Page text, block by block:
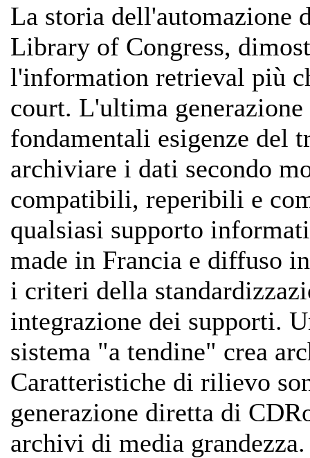
La storia dell'automazione
Library of Congress,
l'information retrieval più
court. L'ultima
fondamentali esigenze del
archiviare i dati secondo
compatibili, reperibili e
qualsiasi supporto
made in Francia e diffuso
i criteri della
integrazione dei supporti.
sistema "a tendine" crea
Caratteristiche di rilievo
generazione diretta di
archivi di media grandezza.